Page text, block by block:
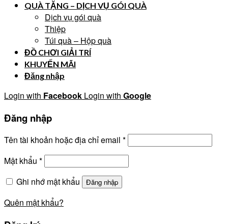
QUÀ TẶNG – DỊCH VỤ GÓI QUÀ
Dịch vụ gói quà
Thiệp
Túi quà – Hộp quà
ĐỒ CHƠI GIẢI TRÍ
KHUYẾN MÃI
Đăng nhập
Login with Facebook Login with Google
Đăng nhập
Tên tài khoản hoặc địa chỉ email *
Mật khẩu *
Ghi nhớ mật khẩu
Đăng nhập
Quên mật khẩu?